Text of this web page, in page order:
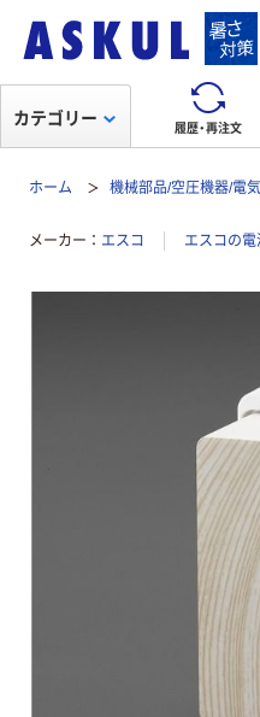
履歴・再注文
カテゴリー
ホーム 機械部品/空圧機器/電気
メーカー エスコ エスコの電